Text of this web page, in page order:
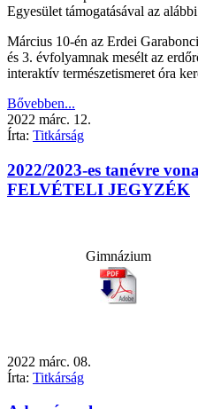
Egyesület támogatásával az
Március 10-én az Erdei
és 3. évfolyamnak mesélt az
interaktív természetismeret óra
Bővebben...
2022 márc. 12.
Írta: Titkárság
2022/2023-es tanévre
FELVÉTELI JEGYZÉK
Gimnázium
2022 márc. 08.
Írta: Titkárság